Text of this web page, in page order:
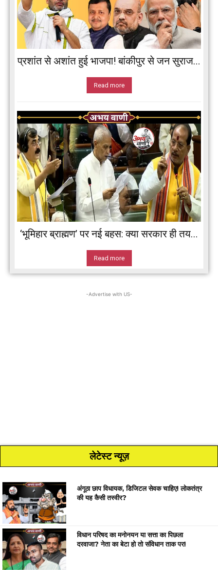
प्रशांत से अशांत हुई भाजपा! बांकीपुर से जन सुराज...
Read more
‘भूमिहार ब्राह्मण’ पर नई बहस: क्या सरकार ही तय...
Read more
-Advertise with US-
लेटेस्ट न्यूज़
अंगूठा छाप विधायक, डिजिटल सेवक चाहिए! लोकतंत्र
की यह कैसी तस्वीर?
विधान परिषद का मनोनयन या सत्ता का पिछला
दरवाजा? नेता का बेटा हो तो संविधान ताक पर!